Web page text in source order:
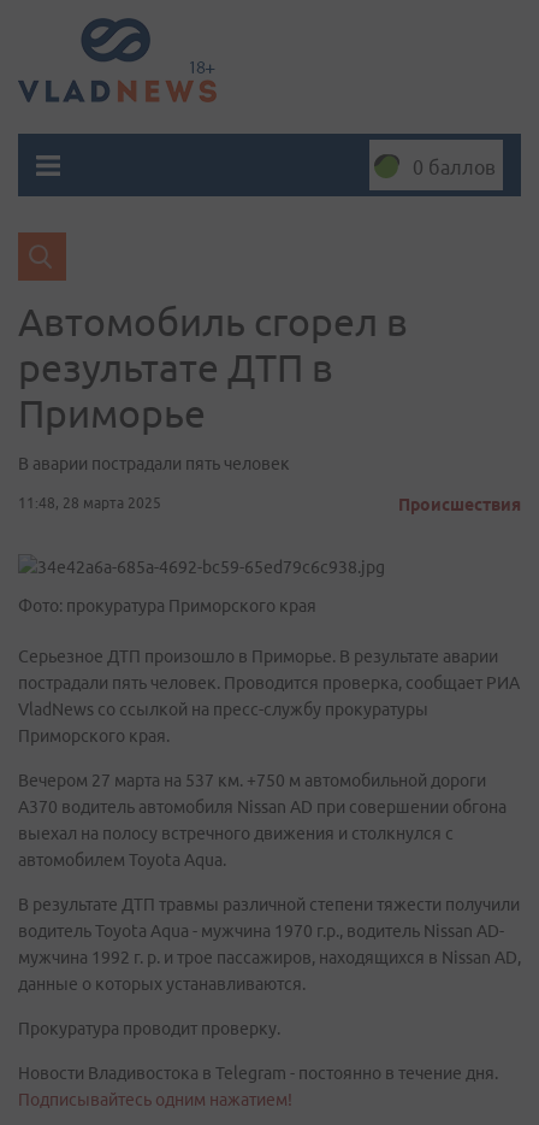
0 баллов
Автомобиль сгорел в
результате ДТП в
Приморье
В аварии пострадали пять человек
11:48, 28 марта 2025 Происшествия
Фото: прокуратура Приморского края
Серьезное ДТП произошло в Приморье. В результате аварии
пострадали пять человек. Проводится проверка, сообщает РИА
VladNews со ссылкой на пресс-службу прокуратуры
Приморского края.
Вечером 27 марта на 537 км. +750 м автомобильной дороги
А370 водитель автомобиля Nissan AD при совершении обгона
выехал на полосу встречного движения и столкнулся с
автомобилем Toyota Aqua.
В результате ДТП травмы различной степени тяжести получили
водитель Toyota Aqua - мужчина 1970 г.р., водитель Nissan AD-
мужчина 1992 г. р. и трое пассажиров, находящихся в Nissan AD,
данные о которых устанавливаются.
Прокуратура проводит проверку.
Новости Владивостока в Telegram - постоянно в течение дня.
Подписывайтесь одним нажатием!